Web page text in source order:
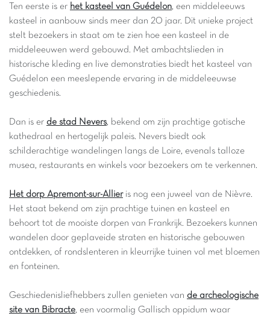
Ten eerste is er het kasteel van Guédelon, een middeleeuws
kasteel in aanbouw sinds meer dan 20 jaar. Dit unieke project
stelt bezoekers in staat om te zien hoe een kasteel in de
middeleeuwen werd gebouwd. Met ambachtslieden in
historische kleding en live demonstraties biedt het kasteel van
Guédelon een meeslepende ervaring in de middeleeuwse
geschiedenis.
Dan is er de stad Nevers, bekend om zijn prachtige gotische
kathedraal en hertogelijk paleis. Nevers biedt ook
schilderachtige wandelingen langs de Loire, evenals talloze
musea, restaurants en winkels voor bezoekers om te verkennen.
Het dorp Apremont-sur-Allieris nog een juweel van de Nièvre.
Het staat bekend om zijn prachtige tuinen en kasteel en
behoort tot de mooiste dorpen van Frankrijk. Bezoekers kunnen
wandelen door geplaveide straten en historische gebouwen
ontdekken, of rondslenteren in kleurrijke tuinen vol met bloemen
en fonteinen.
Geschiedenisliefhebbers zullen genieten van de archeologische
site van Bibracte, een voormalig Gallisch oppidum waar